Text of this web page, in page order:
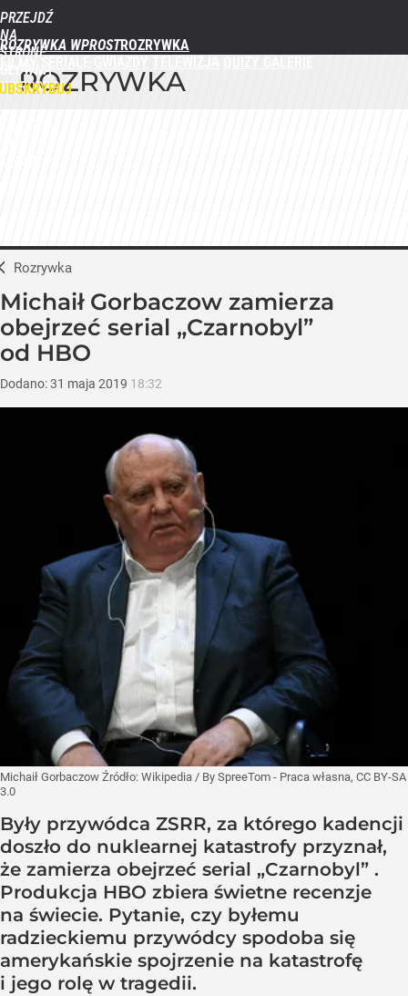
PRZEJDŹ
NA
STRONĘ
GŁÓWNĄ
WPROST.PL
ROZRYWKA WPROST
ROZRYWKA
Rozrywka
Michaił Gorbaczow zamierza
obejrzeć serial „Czarnobyl”
od HBO
Dodano:31 maja 2019 18:32
Michaił Gorbaczow Źródło: Wikipedia / By SpreeTom - Praca własna, CC BY-SA
3.0
Były przywódca ZSRR, za którego kadencji
doszło do nuklearnej katastrofy przyznał,
że zamierza obejrzeć serial „Czarnobyl” .
Produkcja HBO zbiera świetne recenzje
na świecie. Pytanie, czy byłemu
radzieckiemu przywódcy spodoba się
amerykańskie spojrzenie na katastrofę
i jego rolę w tragedii.